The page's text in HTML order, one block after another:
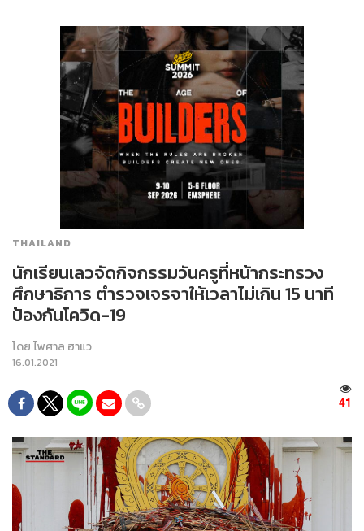
THAILAND
นักเรียนเลวจัดกิจกรรมวันครูที่หน้ากระทรวง
ศึกษาธิการ ตำรวจเจรจาให้เวลาไม่เกิน 15 นาที
ป้องกันโควิด-19
โดยไพศาล ฮาแว
16.01.2021
41